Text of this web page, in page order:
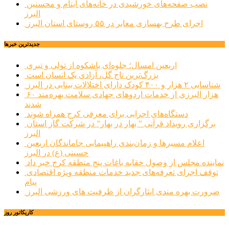
البرز
اجرای طرح بهسازی معابر در ۵۵ روستای استان البرز
جديدترين خبرها
اربعین امسال؛ جلوه‌ای باشکوه از تولی و تبری
بزرگ‌ترین تاج گل، آزادی یک انسان است
شناسایی ۲ هزار و ۴۰۰ کودک دارای اختلالات بینایی در البرز
۶۰ هزار البرزی از خدمات اردوهای جهادی سلامت بهره‌مند
شدند
دستگاه‌های اجرایی برای معرفی کرج همراه شوند
البرز
حسینی (ع) در البرز
نماینده مجلس از وصول حقابه باغات پنج منطقه کرج خبر داد
پیام
ضرورت بهره مندی ایثارگران از ظرفیت های ورزشی البرز
کاریکاتور روز